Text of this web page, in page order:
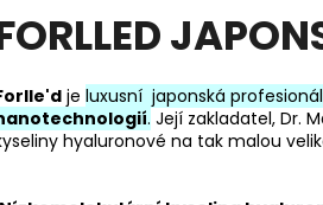
je luxusní japonská
. Její zakladatel, Dr.
hyaluronové na tak malou